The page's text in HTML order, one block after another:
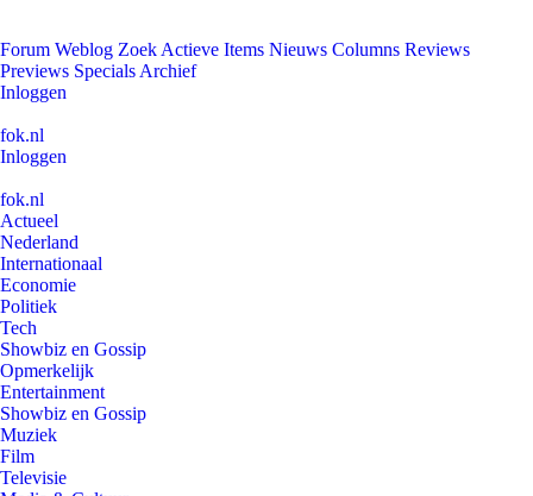
Forum Weblog Zoek Actieve Items Nieuws Columns Reviews
Previews Specials Archief
Inloggen
fok.nl
Inloggen
fok.nl
Actueel
Nederland
Internationaal
Economie
Politiek
Tech
Showbiz en Gossip
Opmerkelijk
Entertainment
Showbiz en Gossip
Muziek
Film
Televisie